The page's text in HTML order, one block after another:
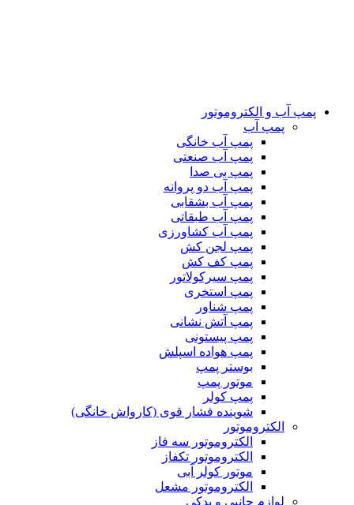
پمپ آب و الکتروموتور
پمپ آب
پمپ آب خانگی
پمپ آب صنعتی
پمپ بی صدا
پمپ آب دو پروانه
پمپ آب بشقابی
پمپ آب طبقاتی
پمپ آب کشاورزی
پمپ لجن کش
پمپ کف کش
پمپ سیرکولاتور
پمپ استخری
پمپ شناور
پمپ آتش نشانی
پمپ پیستونی
پمپ هواده اسپلش
بوستر پمپ
موتور پمپ
پمپ کولر
شوینده فشار قوی (کارواش خانگی)
الکتروموتور
الکتروموتور سه فاز
الکتروموتور تکفاز
موتور کولر آبی
الکتروموتور مشعل
لوازم جانبی و یدکی